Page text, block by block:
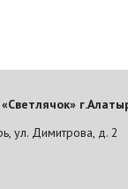
ул. Димитрова, д. 2